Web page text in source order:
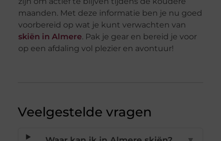
maanden. Met deze informatie ben je nu goed
voorbereid op wat je kunt verwachten van
skiën in Almere. Pak je gear en bereid je voor
op een afdaling vol plezier en avontuur!
Veelgestelde vragen